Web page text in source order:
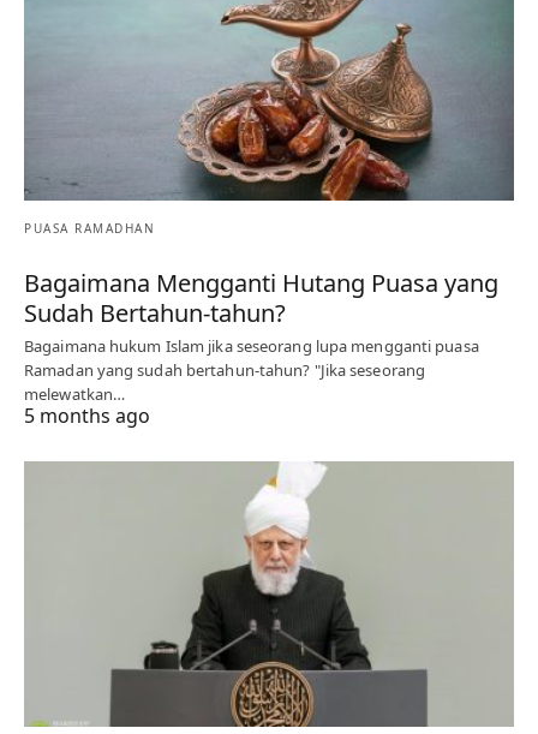
PUASA RAMADHAN
Bagaimana Mengganti Hutang Puasa yang
Sudah Bertahun-tahun?
Bagaimana hukum Islam jika seseorang lupa mengganti puasa
Ramadan yang sudah bertahun-tahun? "Jika seseorang
melewatkan…
5 months ago